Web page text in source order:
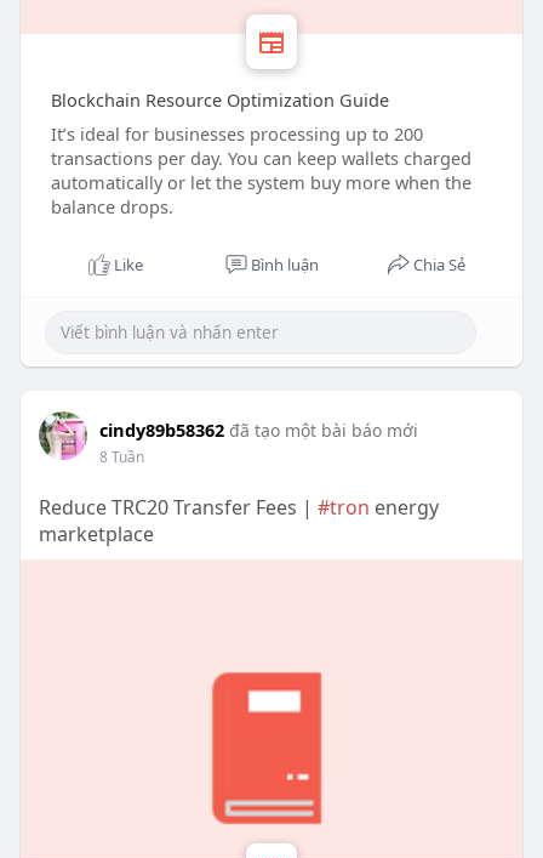
Blockchain Resource Optimization Guide
It’s ideal for businesses processing up to 200
transactions per day. You can keep wallets charged
automatically or let the system buy more when the
balance drops.
Like Bình luận Chia Sẻ
cindy89b58362 đã tạo một bài báo mới
8 Tuần
Reduce TRC20 Transfer Fees | #tron energy
marketplace